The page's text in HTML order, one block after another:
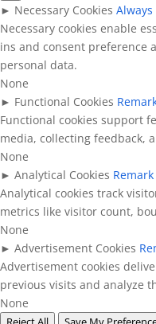
► Necessary Cookies
Necessary cookies enable
ins and consent preference
personal data.
None
► Functional Cookies
Functional cookies support
media, collecting feedback,
None
► Analytical Cookies Remark
Analytical cookies track
metrics like visitor count,
None
► Advertisement Cookies
Advertisement cookies
previous visits and analyze
None